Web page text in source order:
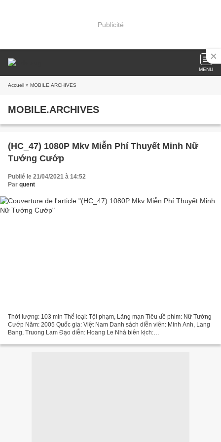
Publicité
MENU
Accueil » MOBILE.ARCHIVES
MOBILE.ARCHIVES
(HC_47) 1080P Mkv Miễn Phí Thuyết Minh Nữ
Tướng Cướp
Publié le 21/04/2021 à 14:52
Par quent
Thời lượng: 103 min Thể loại: Tội phạm, Lãng mạn Tiêu đề phim: Nữ Tướng
Cướp Năm: 2005 Quốc gia: Việt Nam Danh sách diễn viên: Minh Anh, Lang
Bang, Truong Lam Đạo diễn: Hoang Le Nhà biên kịch: